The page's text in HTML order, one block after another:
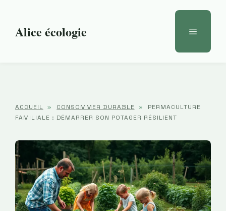
contenuAlice écologie Menu
ACCUEIL » CONSOMMER DURABLE »
PERMACULTURE
FAMILIALE : DÉMARRER SON POTAGER RÉSILIENT